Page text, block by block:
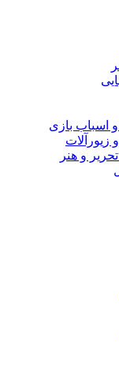
اسباب بازی
زیورآلات
و هنر